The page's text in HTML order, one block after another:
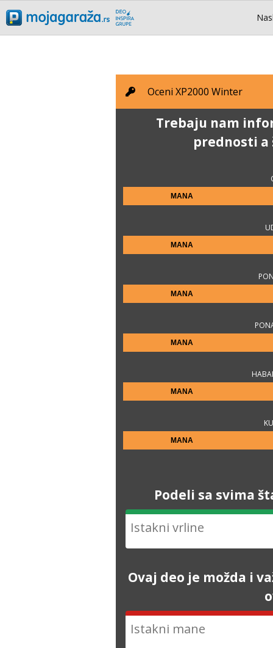
Oceni XP2000 Winter
Trebaju nam
prednosti a
MANA
MANA
MANA
MANA
MANA
MANA
Podeli sa svima
Ovaj deo je možda i